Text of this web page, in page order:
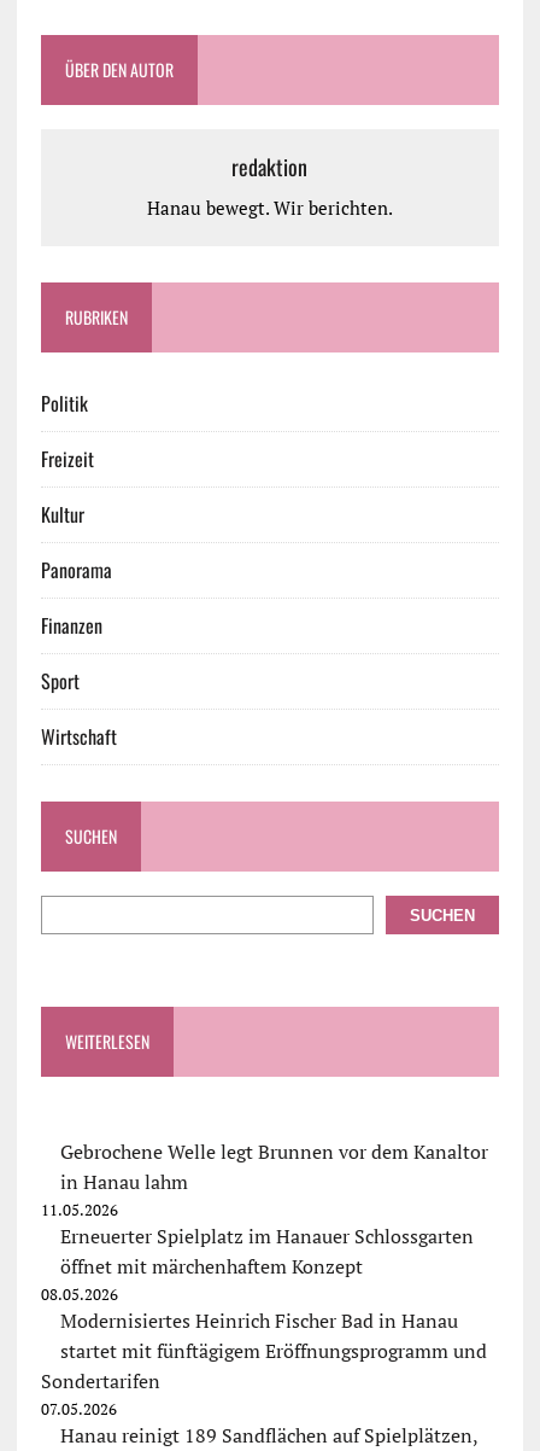
ÜBER DEN AUTOR
redaktion
Hanau bewegt. Wir berichten.
RUBRIKEN
Politik
Freizeit
Kultur
Panorama
Finanzen
Sport
Wirtschaft
SUCHEN
SUCHEN
WEITERLESEN
Gebrochene Welle legt Brunnen vor dem Kanaltor
in Hanau lahm
11.05.2026
Erneuerter Spielplatz im Hanauer Schlossgarten
öffnet mit märchenhaftem Konzept
08.05.2026
Modernisiertes Heinrich Fischer Bad in Hanau
startet mit fünftägigem Eröffnungsprogramm und
Sondertarifen
07.05.2026
Hanau reinigt 189 Sandflächen auf Spielplätzen,